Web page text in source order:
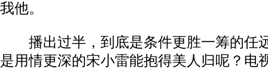
我他。
播出过半，到底是条件更胜一筹的任
是用情更深的宋小雷能抱得美人归呢？电